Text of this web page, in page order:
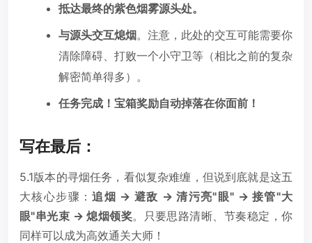
抵达最终的紫色烟雾源头处。
与源头交互熄烟。注意，此处的交互可能需要你
清除障碍、打败一个小守卫等（相比之前的复杂
解密简单得多）。
任务完成！宝箱奖励自动掉落在你面前！
写在最后：
5.1版本的寻烟任务，看似复杂难缠，但说到底就是这五
大核心步骤：追烟 -> 避敌 -> 清污亮"眼" -> 接管"大
眼"串光束 -> 熄烟领奖。只要思路清晰、节奏稳定，你
同样可以成为高效通关大师！